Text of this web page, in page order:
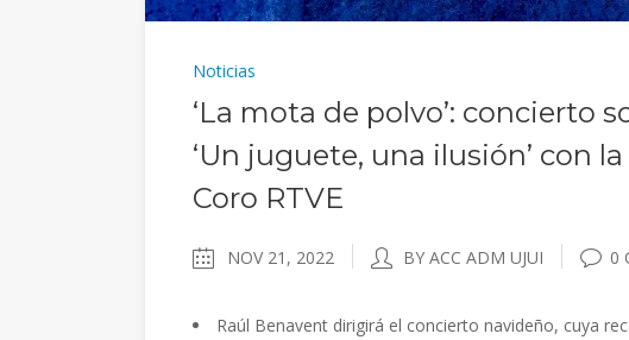
Noticias
‘La mota de polvo’: concierto
‘Un juguete, una ilusión’ con
Coro RTVE
NOV 21, 2022 BY ACC ADM UJUI 0
Raúl Benavent dirigirá el concierto navideño, cuya